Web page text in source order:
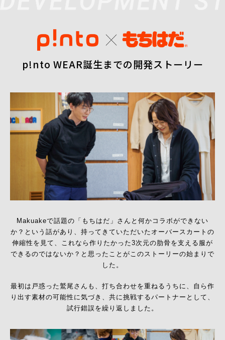
p!nto WEAR誕生までの開発ストーリー
Makuakeで話題の「もちはだ」さんと何かコラボができない
か？という話があり、 持ってきていただいたオーバースカートの
伸縮性を見て、 これなら作りたかった3次元の肋骨を支える服が
できるのではないか？ と思ったことがこのストーリーの始まりで
した。
最初は戸惑った鷲尾さんも、打ち合わせを重ねるうちに、自ら作
り出す素材の可能性に気づき、 共に挑戦するパートナーとして、
試行錯誤を繰り返しました。